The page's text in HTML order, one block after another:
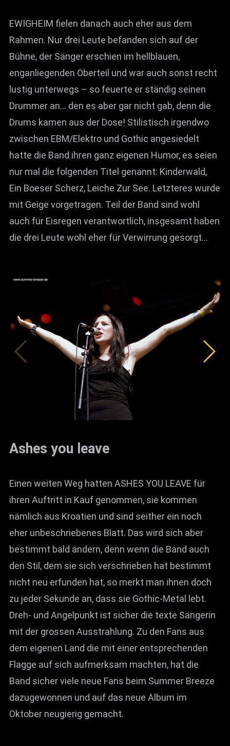
EWIGHEIM fielen danach auch eher aus dem
Rahmen. Nur drei Leute befanden sich auf der
Bühne, der Sänger erschien im hellblauen,
enganliegenden Oberteil und war auch sonst recht
lustig unterwegs – so feuerte er ständig seinen
Drummer an… den es aber gar nicht gab, denn die
Drums kamen aus der Dose! Stilistisch irgendwo
zwischen EBM/Elektro und Gothic angesiedelt
hatte die Band ihren ganz eigenen Humor, es seien
nur mal die folgenden Titel genannt: Kinderwald,
Ein Boeser Scherz, Leiche Zur See. Letzteres wurde
mit Geige vorgetragen. Teil der Band sind wohl
auch für Eisregen verantwortlich, insgesamt haben
die drei Leute wohl eher für Verwirrung gesorgt…
Ashes you leave
Einen weiten Weg hatten ASHES YOU LEAVE für
ihren Auftritt in Kauf genommen, sie kommen
nämlich aus Kroatien und sind seither ein noch
eher unbeschriebenes Blatt. Das wird sich aber
bestimmt bald ändern, denn wenn die Band auch
den Stil, dem sie sich verschrieben hat bestimmt
nicht neu erfunden hat, so merkt man ihnen doch
zu jeder Sekunde an, dass sie Gothic-Metal lebt.
Dreh- und Angelpunkt ist sicher die texte Sängerin
mit der grossen Ausstrahlung. Zu den Fans aus
dem eigenen Land die mit einer entsprechenden
Flagge auf sich aufmerksam machten, hat die
Band sicher viele neue Fans beim Summer Breeze
dazugewonnen und auf das neue Album im
Oktober neugierig gemacht.